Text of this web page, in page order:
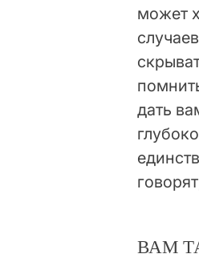
может
дать
ВАМ